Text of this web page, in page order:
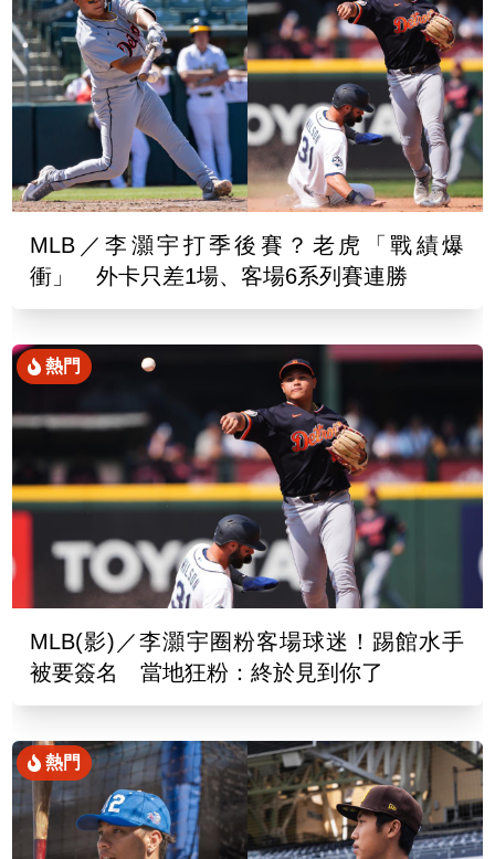
MLB／李灝宇打季後賽？老虎「戰績爆
衝」 外卡只差1場、客場6系列賽連勝
熱門
MLB(影)／李灝宇圈粉客場球迷！踢館水手
被要簽名 當地狂粉：終於見到你了
熱門